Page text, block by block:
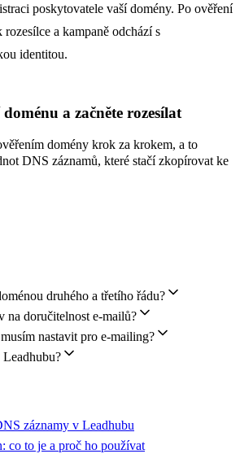
poskytovatele vaší domény. Po ověření
a kampaně odchází s
identitou.
a začněte rozesílat
domény krok za krokem, a to
DNS záznamů, které stačí zkopírovat ke
druhého a třetího řádu?
na doručitelnost e-mailů?
nastavit pro e-mailing?
záznamy v Leadhubu
co to je a proč ho používat